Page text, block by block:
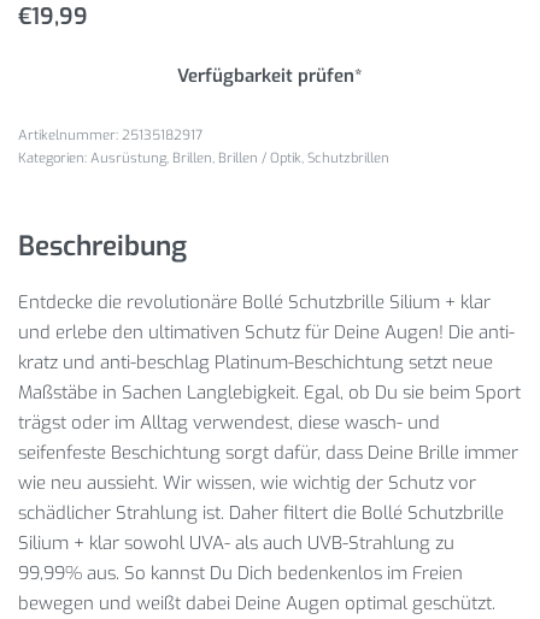
€19,99
Verfügbarkeit prüfen*
25135182917
Kategorien: Ausrüstung, Brillen, Brillen / Optik, Schutzbrillen
Beschreibung
Entdecke die revolutionäre Bollé Schutzbrille Silium + klar
und erlebe den ultimativen Schutz für Deine Augen! Die anti-
kratz und anti-beschlag Platinum-Beschichtung setzt neue
Maßstäbe in Sachen Langlebigkeit. Egal, ob Du sie beim Sport
trägst oder im Alltag verwendest, diese wasch- und
seifenfeste Beschichtung sorgt dafür, dass Deine Brille immer
wie neu aussieht. Wir wissen, wie wichtig der Schutz vor
schädlicher Strahlung ist. Daher filtert die Bollé Schutzbrille
Silium + klar sowohl UVA- als auch UVB-Strahlung zu
99,99% aus. So kannst Du Dich bedenkenlos im Freien
bewegen und weißt dabei Deine Augen optimal geschützt.